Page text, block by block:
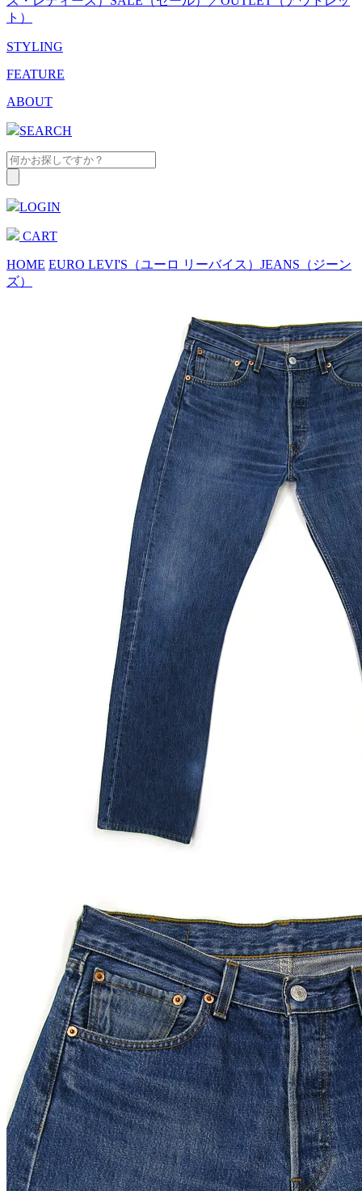
ト）
STYLING
FEATURE
ABOUT
SEARCH
LOGIN
CART
HOME EURO LEVI'S（ユーロ リーバイス） JEANS（ジーン
ズ）